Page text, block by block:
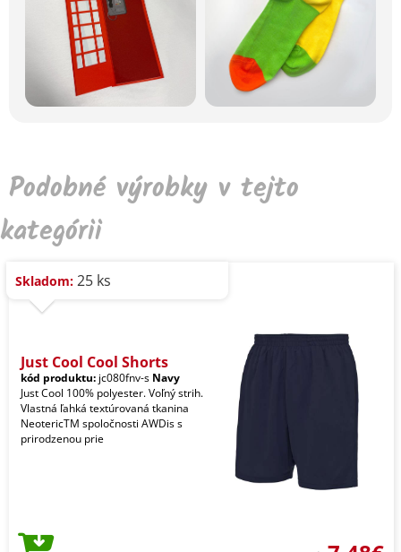
Podobné výrobky v tejto
kategórii
Skladom: 25 ks
Just Cool Cool Shorts
kód produktu: jc080fnv-s Navy
Just Cool 100% polyester. Voľný strih.
Vlastná ľahká textúrovaná tkanina
NeotericTM spoločnosti AWDis s
prirodzenou prie